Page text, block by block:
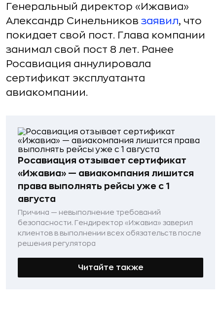
Генеральный директор «Ижавиа»
Александр Синельников заявил, что
покидает свой пост. Глава компании
занимал свой пост 8 лет. Ранее
Росавиация аннулировала
сертификат эксплуатанта
авиакомпании.
Росавиaция отзывает сертификат
«Ижавиa» — авиакомпания лишится
права выполнять рейсы уже с 1
августа
Причина — невыполнение требований
безопасности. Гендиректор «Ижавиа» заверил
клиентов в выполнении всех обязательств после
решения регулятора
Читайте также